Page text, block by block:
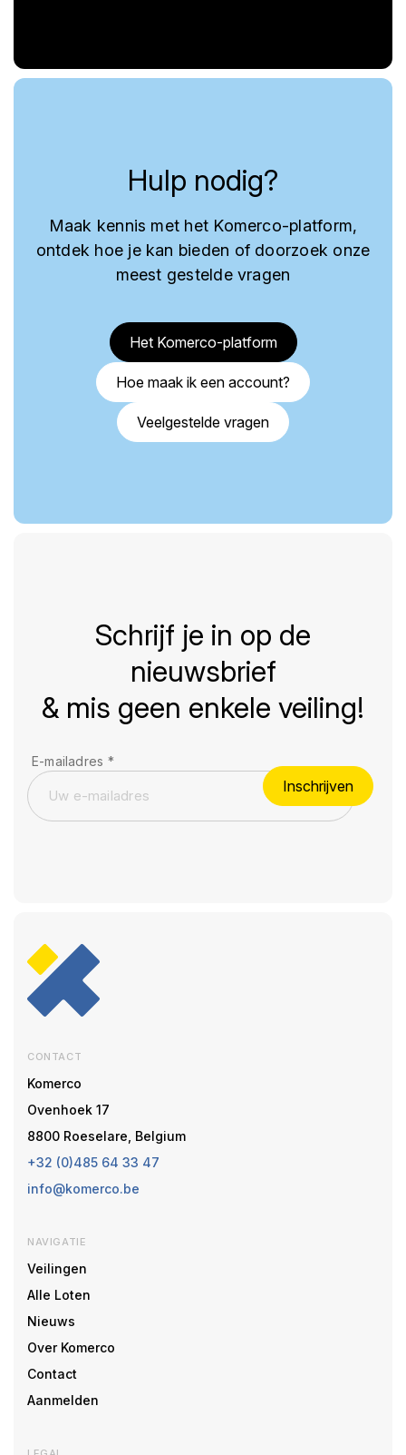
Hulp nodig?
Maak kennis met het Komerco-platform,
ontdek hoe je kan bieden of doorzoek onze
meest gestelde vragen
Het Komerco-platform
Hoe maak ik een account?
Veelgestelde vragen
Schrijf je in op de
nieuwsbrief
& mis geen enkele veiling!
E-mailadres *
Inschrijven
CONTACT
Komerco
Ovenhoek 17
8800 Roeselare, Belgium
+32 (0)485 64 33 47
info@komerco.be
NAVIGATIE
Veilingen
Alle Loten
Nieuws
Over Komerco
Contact
Aanmelden